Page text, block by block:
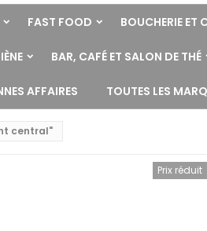
FAST FOOD BOUCHERIE ET
BAR, CAFÉ ET SALON DE THÉ
AFFAIRES TOUTES LES
central"
Prix réduit